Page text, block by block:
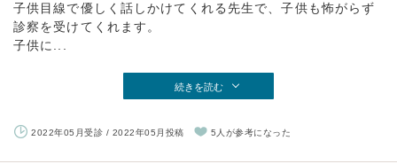
子供目線で優しく話しかけてくれる先生で、子供も怖がらず
診察を受けてくれます。
子供に...
続きを読む
2022年05月受診 / 2022年05月投稿 5人が参考になった